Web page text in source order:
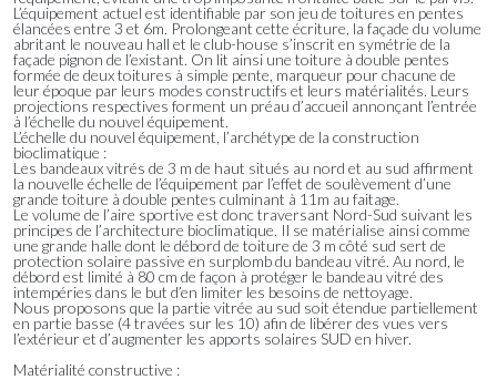
L’équipement actuel est identifiable par son jeu de toitures en pentes
élancées entre 3 et 6m. Prolongeant cette écriture, la façade du volume
abritant le nouveau hall et le club-house s’inscrit en symétrie de la
façade pignon de l’existant. On lit ainsi une toiture à double pentes
formée de deux toitures à simple pente, marqueur pour chacune de
leur époque par leurs modes constructifs et leurs matérialités. Leurs
projections respectives forment un préau d’accueil annonçant l’entrée
à l’échelle du nouvel équipement.
L’échelle du nouvel équipement, l’archétype de la construction
bioclimatique :
Les bandeaux vitrés de 3 m de haut situés au nord et au sud affirment
la nouvelle échelle de l’équipement par l’effet de soulèvement d’une
grande toiture à double pentes culminant à 11m au faitage.
Le volume de l’aire sportive est donc traversant Nord-Sud suivant les
principes de l’architecture bioclimatique. Il se matérialise ainsi comme
une grande halle dont le débord de toiture de 3 m côté sud sert de
protection solaire passive en surplomb du bandeau vitré. Au nord, le
débord est limité à 80 cm de façon à protéger le bandeau vitré des
intempéries dans le but d’en limiter les besoins de nettoyage.
Nous proposons que la partie vitrée au sud soit étendue partiellement
en partie basse (4 travées sur les 10) afin de libérer des vues vers
l’extérieur et d’augmenter les apports solaires SUD en hiver.
Matérialité constructive :